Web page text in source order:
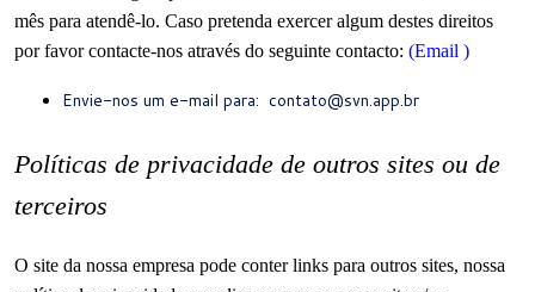
mês para atendê-lo. Caso pretenda exercer algum destes direitos
por favor contacte-nos através do seguinte contacto: (Email )
Envie-nos um e-mail para: contato@svn.app.br
Políticas de privacidade de outros sites ou de
terceiros
O site da nossa empresa pode conter links para outros sites, nossa